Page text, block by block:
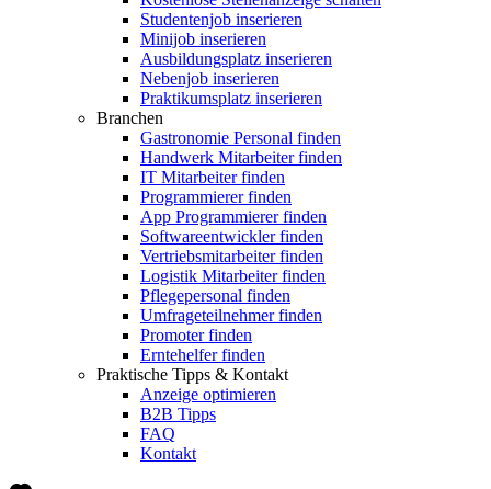
Studentenjob inserieren
Minijob inserieren
Ausbildungsplatz inserieren
Nebenjob inserieren
Praktikumsplatz inserieren
Branchen
Gastronomie Personal finden
Handwerk Mitarbeiter finden
IT Mitarbeiter finden
Programmierer finden
App Programmierer finden
Softwareentwickler finden
Vertriebsmitarbeiter finden
Logistik Mitarbeiter finden
Pflegepersonal finden
Umfrageteilnehmer finden
Promoter finden
Erntehelfer finden
Praktische Tipps & Kontakt
Anzeige optimieren
B2B Tipps
FAQ
Kontakt